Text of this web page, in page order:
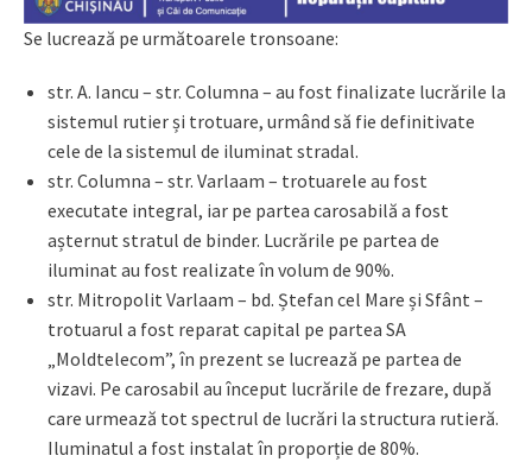
Se lucrează pe următoarele tronsoane:
str. A. Iancu – str. Columna – au fost finalizate lucrările la
sistemul rutier și trotuare, urmând să fie definitivate
cele de la sistemul de iluminat stradal.
str. Columna – str. Varlaam – trotuarele au fost
executate integral, iar pe partea carosabilă a fost
așternut stratul de binder. Lucrările pe partea de
iluminat au fost realizate în volum de 90%.
str. Mitropolit Varlaam – bd. Ștefan cel Mare și Sfânt –
trotuarul a fost reparat capital pe partea SA
„Moldtelecom”, în prezent se lucrează pe partea de
vizavi. Pe carosabil au început lucrările de frezare, după
care urmează tot spectrul de lucrări la structura rutieră.
Iluminatul a fost instalat în proporție de 80%.